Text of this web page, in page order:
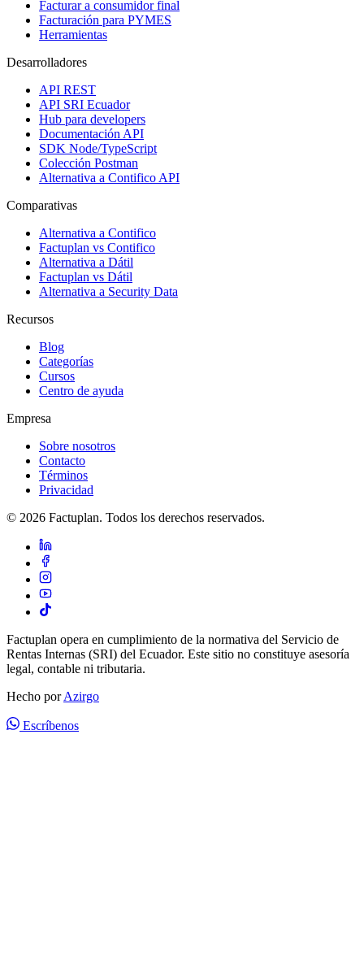
Facturar a consumidor final
Facturación para PYMES
Herramientas
Desarrolladores
API REST
API SRI Ecuador
Hub para developers
Documentación API
SDK Node/TypeScript
Colección Postman
Alternativa a Contifico API
Comparativas
Alternativa a Contifico
Factuplan vs Contifico
Alternativa a Dátil
Factuplan vs Dátil
Alternativa a Security Data
Recursos
Blog
Categorías
Cursos
Centro de ayuda
Empresa
Sobre nosotros
Contacto
Términos
Privacidad
© 2026 Factuplan. Todos los derechos reservados.
Factuplan opera en cumplimiento de la normativa del Servicio de
Rentas Internas (SRI) del Ecuador. Este sitio no constituye asesoría
legal, contable ni tributaria.
Hecho porAzirgo
Escríbenos